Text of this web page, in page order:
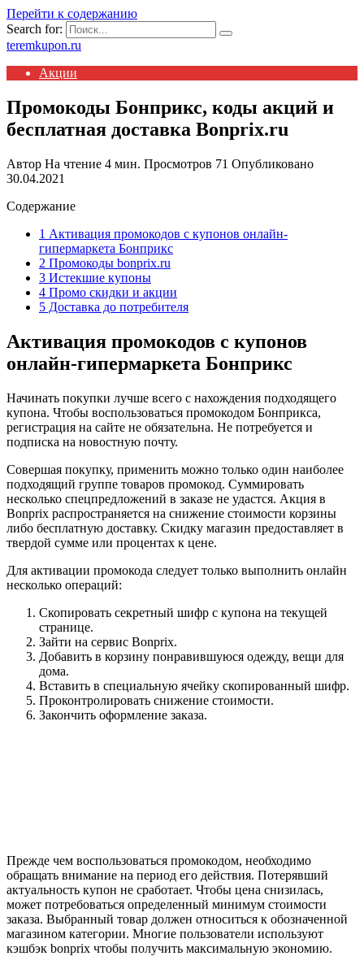
Перейти к содержанию
Search for:
teremkupon.ru
Акции
Промокоды Бонприкс, коды акций и
бесплатная доставка Bonprix.ru
Автор На чтение 4 мин. Просмотров 71 Опубликовано
30.04.2021
Содержание
1 Активация промокодов с купонов онлайн-
гипермаркета Бонприкс
2 Промокоды bonprix.ru
3 Истекшие купоны
4 Промо скидки и акции
5 Доставка до потребителя
Активация промокодов с купонов
онлайн-гипермаркета Бонприкс
Начинать покупки лучше всего с нахождения подходящего
купона. Чтобы воспользоваться промокодом Бонприкса,
регистрация на сайте не обязательна. Не потребуется и
подписка на новостную почту.
Совершая покупку, применить можно только один наиболее
подходящий группе товаров промокод. Суммировать
несколько спецпредложений в заказе не удастся. Акция в
Bonprix распространяется на снижение стоимости корзины
либо бесплатную доставку. Скидку магазин предоставляет в
твердой сумме или процентах к цене.
Для активации промокода следует только выполнить онлайн
несколько операций:
Скопировать секретный шифр с купона на текущей
странице.
Зайти на сервис Bonprix.
Добавить в корзину понравившуюся одежду, вещи для
дома.
Вставить в специальную ячейку скопированный шифр.
Проконтролировать снижение стоимости.
Закончить оформление заказа.
Прежде чем воспользоваться промокодом, необходимо
обращать внимание на период его действия. Потерявший
актуальность купон не сработает. Чтобы цена снизилась,
может потребоваться определенный минимум стоимости
заказа. Выбранный товар должен относиться к обозначенной
магазином категории. Многие пользователи используют
кэшбэк bonprix чтобы получить максимальную экономию.